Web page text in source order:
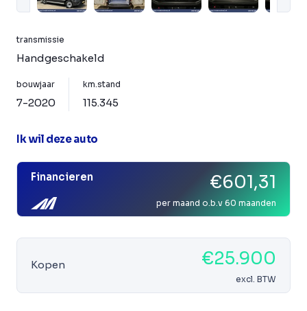
transmissie
Handgeschakeld
bouwjaar
7-2020
km.stand
115.345
Ik wil deze auto
Financieren €601,31
per maand o.b.v 60 maanden
Kopen €25.900
excl. BTW